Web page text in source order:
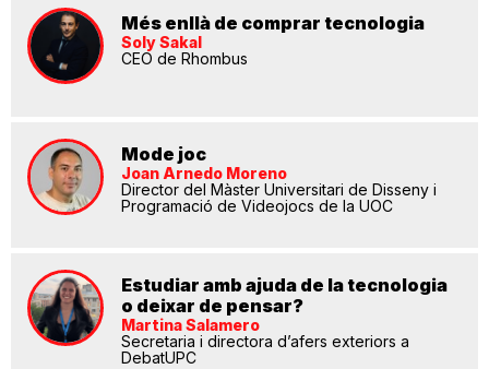
Més enllà de comprar tecnologia
Soly Sakal
CEO de Rhombus
Mode joc
Joan Arnedo Moreno
Director del Màster Universitari de Disseny i
Programació de Videojocs de la UOC
Estudiar amb ajuda de la tecnologia
o deixar de pensar?
Martina Salamero
Secretaria i directora d’afers exteriors a
DebatUPC